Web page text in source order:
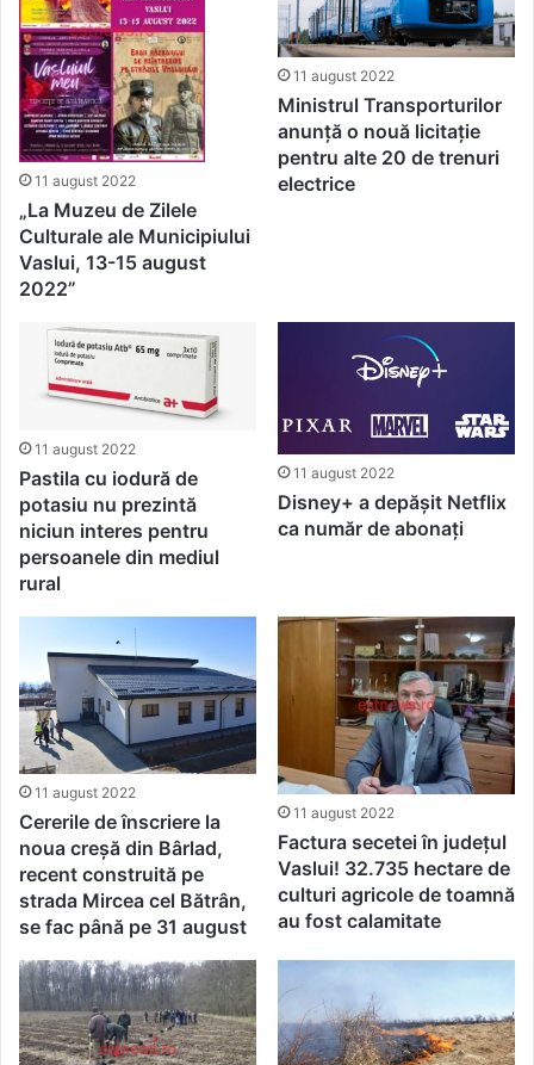
11 august 2022
„La Muzeu de Zilele
Culturale ale Municipiului
Vaslui, 13-15 august
2022”
11 august 2022
Ministrul Transporturilor
anunță o nouă licitație
pentru alte 20 de trenuri
electrice
11 august 2022
Pastila cu iodură de
potasiu nu prezintă
niciun interes pentru
persoanele din mediul
rural
11 august 2022
Disney+ a depășit Netflix
ca număr de abonați
11 august 2022
Cererile de înscriere la
noua creșă din Bârlad,
recent construită pe
strada Mircea cel Bătrân,
se fac până pe 31 august
11 august 2022
Factura secetei în județul
Vaslui! 32.735 hectare de
culturi agricole de toamnă
au fost calamitate